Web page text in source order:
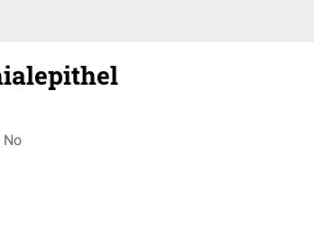
No